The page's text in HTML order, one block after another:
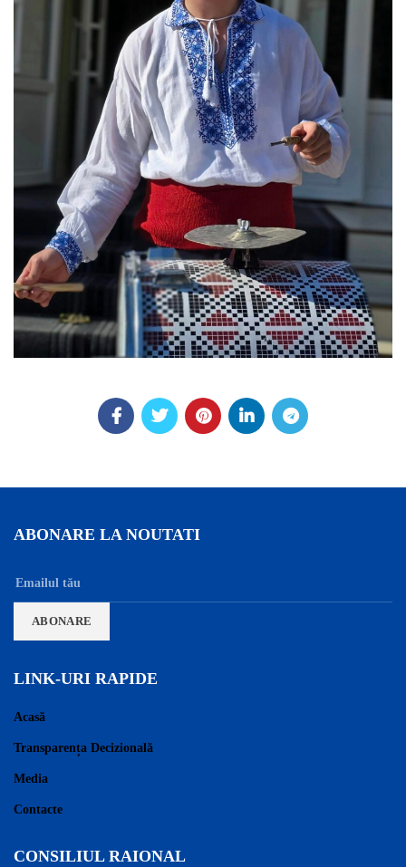
ABONARE LA NOUTATI
LINK-URI RAPIDE
Acasă
Transparența Decizională
Media
Contacte
CONSILIUL RAIONAL